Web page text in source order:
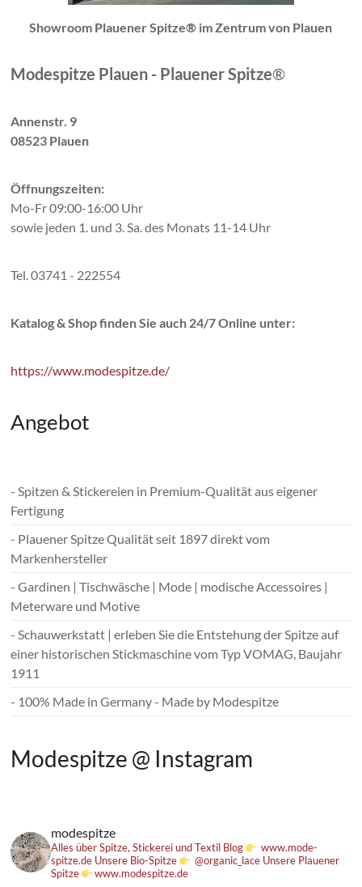
Showroom Plauener Spitze® im Zentrum von Plauen
Modespitze Plauen - Plauener Spitze®
Annenstr. 9
08523 Plauen
Öffnungszeiten:
Mo-Fr 09:00-16:00 Uhr
sowie jeden 1. und 3. Sa. des Monats 11-14 Uhr
Tel. 03741 - 222554
Katalog & Shop finden Sie auch 24/7 Online unter:
https://www.modespitze.de/
Angebot
- Spitzen & Stickereien in Premium-Qualität aus eigener
Fertigung
- Plauener Spitze Qualität seit 1897 direkt vom
Markenhersteller
- Gardinen | Tischwäsche | Mode | modische Accessoires |
Meterware und Motive
- Schauwerkstatt | erleben Sie die Entstehung der Spitze auf
einer historischen Stickmaschine vom Typ VOMAG, Baujahr
1911
- 100% Made in Germany - Made by Modespitze
Modespitze @ Instagram
modespitze
Alles über Spitze, Stickerei und Textil Blog
www.mode-
spitze.de Unsere Bio-Spitze @organic_lace Unsere Plauener
Spitze
www.modespitze.de